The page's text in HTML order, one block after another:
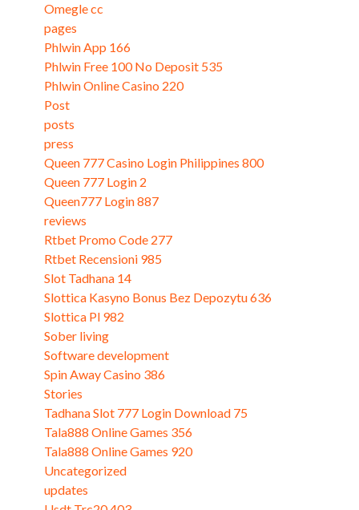
Omegle cc
pages
Phlwin App 166
Phlwin Free 100 No Deposit 535
Phlwin Online Casino 220
Post
posts
press
Queen 777 Casino Login Philippines 800
Queen 777 Login 2
Queen777 Login 887
reviews
Rtbet Promo Code 277
Rtbet Recensioni 985
Slot Tadhana 14
Slottica Kasyno Bonus Bez Depozytu 636
Slottica Pl 982
Sober living
Software development
Spin Away Casino 386
Stories
Tadhana Slot 777 Login Download 75
Tala888 Online Games 356
Tala888 Online Games 920
Uncategorized
updates